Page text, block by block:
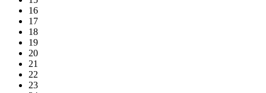
16
17
18
19
20
21
22
23